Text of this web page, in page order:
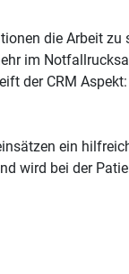
die Arbeit zu
im
der CRM
ein
wird bei der